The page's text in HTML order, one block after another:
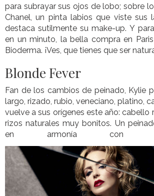
para subrayar sus ojos de lobo; sobre
Chanel, un pinta labios que viste sus
destaca sutilmente su make-up. Y para volver al natural
en un minuto, la bella compra en
Bioderma. ¡Ves, que tienes que ser
Blonde Fever
Fan de los cambios de peinado, Kylie
largo, rizado, rubio, veneciano, platino, castaño…
vuelve a sus orígenes este año: cabello
rizos naturales muy bonitos. Un